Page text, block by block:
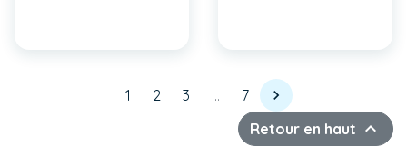
1 2 3 … 7 Suivant

Retour en haut 